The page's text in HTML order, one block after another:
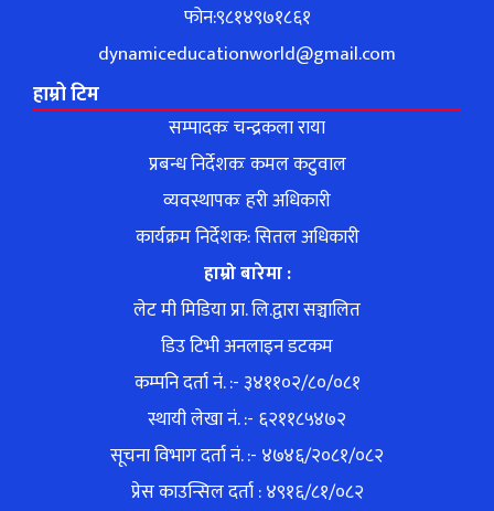
फोन:९८१४९७१८६१
dynamiceducationworld@gmail.com
हाम्रो टिम
सम्पादकः चन्द्रकला राया
प्रबन्ध निर्देशकः कमल कटुवाल
व्यवस्थापकः हरी अधिकारी
कार्यक्रम निर्देशक: सितल अधिकारी
हाम्रो बारेमा :
लेट मी मिडिया प्रा. लि.द्वारा सञ्चालित
डिउ टिभी अनलाइन डटकम
कम्पनि दर्ता नं. :- ३४११०२/८०/०८१
स्थायी लेखा नं. :- ६२११८५४७२
सूचना विभाग दर्ता नं. :- ४७४६/२०८१/०८२
प्रेस काउन्सिल दर्ता : ४९१६/८१/०८२